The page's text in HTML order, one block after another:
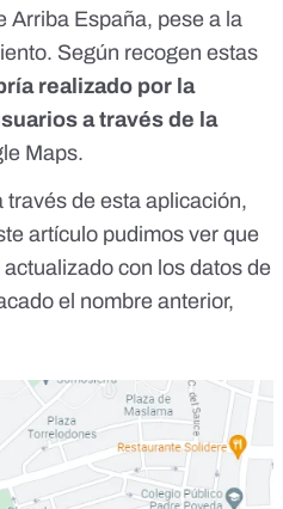
Arriba España, pese a la
Según recogen estas
realizado por la
a través de la
Maps.
de esta aplicación,
artículo pudimos ver que
con los datos de
el nombre anterior,